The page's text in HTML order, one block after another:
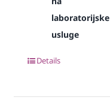
laboratorijske
usluge
Details